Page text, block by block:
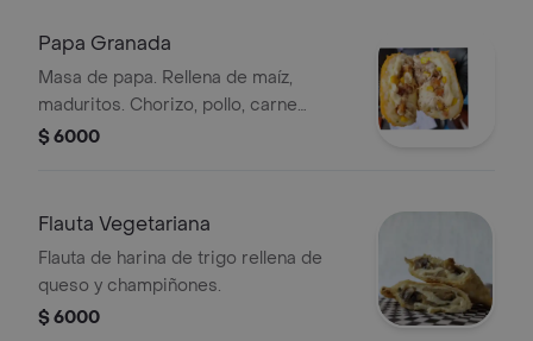
Papa Granada
Masa de papa. Rellena de maíz,
maduritos. Chorizo, pollo, carne
desmechada y queso
$ 6000
Flauta Vegetariana
Flauta de harina de trigo rellena de
queso y champiñones.
$ 6000